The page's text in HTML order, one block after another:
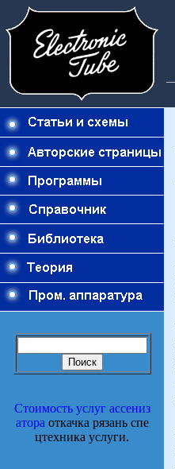
Стоимость услуг ассениз
атора откачка рязань спе
цтехника услуги.